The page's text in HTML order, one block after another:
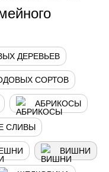
ДЕРЕВЬЕВ
СОРТОВ
АБРИКОСЫ
СЛИВЫ
ВИШНИ